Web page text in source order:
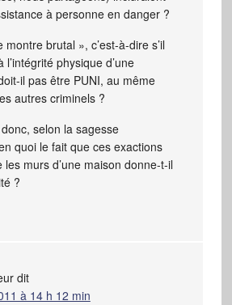
à personne en danger ?
brutal », c’est-à-dire s’il
physique d’une
il pas être PUNI, au même
autres criminels ?
selon la sagesse
quoi le fait que ces exactions
murs d’une maison donne-t-il
?
dit
à 14 h 12 min